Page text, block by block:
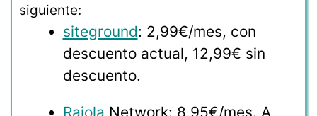
siguiente:
siteground: 2,99€/mes, con
descuento actual, 12,99€ sin
descuento.
Raiola Network: 8,95€/mes. A